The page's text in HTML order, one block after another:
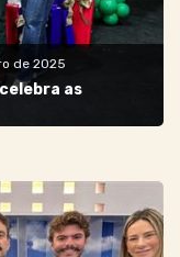
de 2025
as